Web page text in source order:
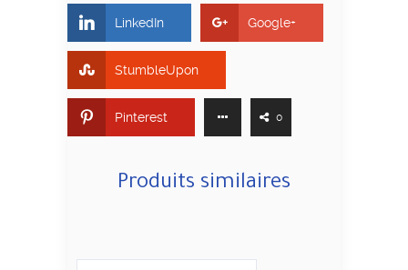
LinkedIn Google+
StumbleUpon
Pinterest 0
Produits similaires